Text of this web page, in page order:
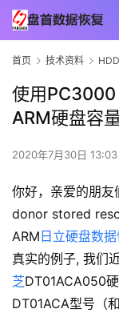
首页 技术资料
使用
ARM硬盘容
2020年7月30日 13:03
你好，亲爱的朋友
donor stored
ARM 日立硬盘数
真实的例子, 我们
芝DT01ACA050
DT01ACA型号（